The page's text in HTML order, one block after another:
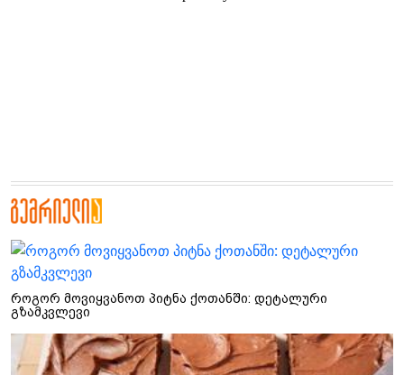
როგორ მოვიყვანოთ პიტნა ქოთანში: დეტალური
გზამკვლევი